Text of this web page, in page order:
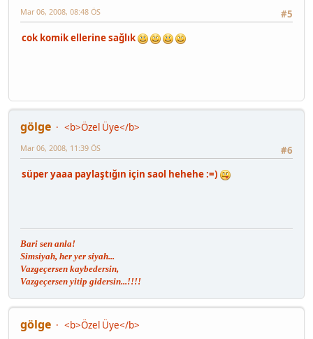
#5
Mar 06, 2008, 08:48 ÖS
cok komik ellerine sağlık
gölge
<b>Özel Üye</b>
#6
Mar 06, 2008, 11:39 ÖS
süper yaaa paylaştığın için saol hehehe :=)
Bari sen anla!
Simsiyah, her yer siyah...
Vazgeçersen kaybedersin,
Vazgeçersen yitip gidersin...!!!!
gölge
<b>Özel Üye</b>